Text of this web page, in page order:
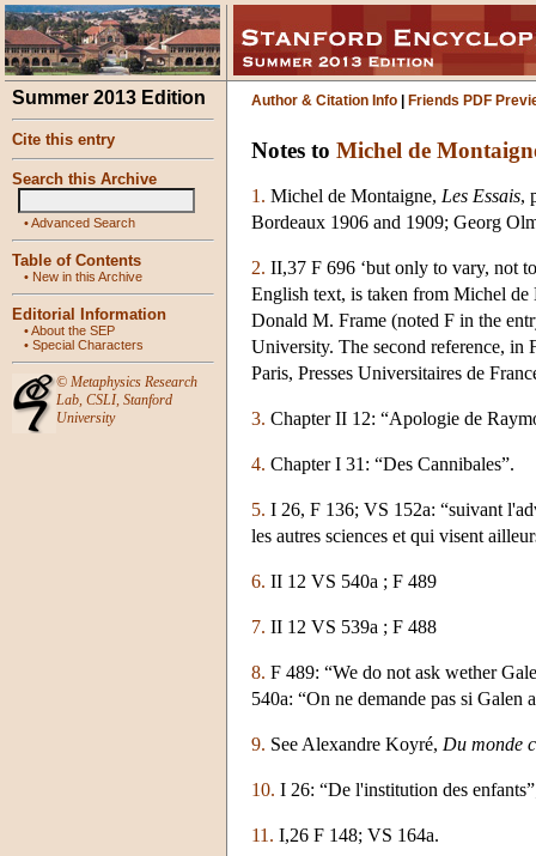
Summer 2013 Edition
Cite this entry
Search this Archive
•Advanced Search
Table of Contents
• New in this Archive
Editorial Information
•About the SEP
• Special Characters
© Metaphysics Research
Lab, CSLI, Stanford
University
Author & Citation Info Friends PDF
Notes to Michel de
1. Michel de Montaigne, Les Essais,
Bordeaux 1906 and 1909; Georg
2. II,37 F 696 ‘but only to vary, not
English text, is taken from Michel
Donald M. Frame (noted F in the
University. The second reference,
Paris, Presses Universitaires de
3. Chapter II 12: “Apologie de
4. Chapter I 31: “Des Cannibales”.
5. I 26, F 136; VS 152a: “suivant
les autres sciences et qui visent
6. II 12 VS 540a ; F 489
7. II 12 VS 539a ; F 488
8. F 489: “We do not ask wether
540a: “On ne demande pas si
9. See Alexandre Koyré, Du monde
10. I 26: “De l'institution des
11. I,26 F 148; VS 164a.